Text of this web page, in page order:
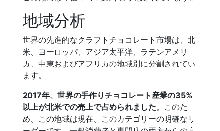
地域分析
世界の先進的なクラフトチョコレート市場は、北
米、ヨーロッパ、アジア太平洋、ラテンアメリ
カ、中東およびアフリカの地域別に分割されてい
ます。
2017年、世界の手作りチョコレート産業の35%
以上が北米での売上で占められました。このた
め、この地域は現在、このカテゴリーの明確なリ